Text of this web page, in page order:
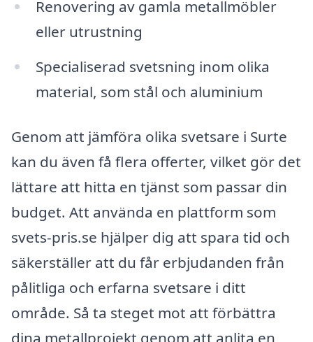
Renovering av gamla metallmöbler
eller utrustning
Specialiserad svetsning inom olika
material, som stål och aluminium
Genom att jämföra olika svetsare i Surte
kan du även få flera offerter, vilket gör det
lättare att hitta en tjänst som passar din
budget. Att använda en plattform som
svets-pris.se hjälper dig att spara tid och
säkerställer att du får erbjudanden från
pålitliga och erfarna svetsare i ditt
område. Så ta steget mot att förbättra
dina metallprojekt genom att anlita en